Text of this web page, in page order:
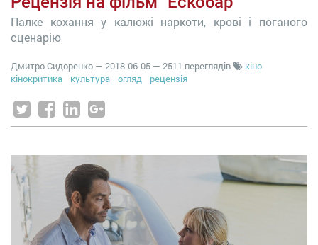
Палке кохання у калюжі наркоти, крові і поганого
сценарію
Дмитро Сидоренко — 2018-06-05 — 2511 переглядів
кіно
кінокритика
культура огляд рецензія